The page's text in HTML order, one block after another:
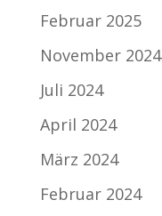
Februar 2025
November 2024
Juli 2024
April 2024
März 2024
Februar 2024